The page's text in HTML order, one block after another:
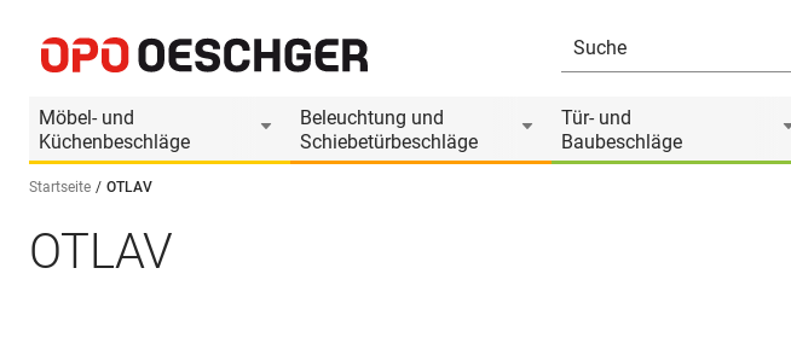
Möbel- und
Küchenbeschläge
Beleuchtung und
Schiebetürbeschläge
Tür- und
Baubeschläge
Sprache wählen (DE)
Startseite OTLAV
OTLAV